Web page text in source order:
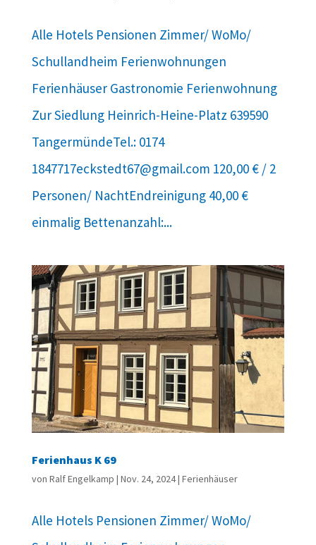
Alle Hotels Pensionen Zimmer/ WoMo/
Schullandheim Ferienwohnungen
Ferienhäuser Gastronomie Ferienwohnung
Zur Siedlung Heinrich-Heine-Platz 639590
TangermündeTel.: 0174
1847717eckstedt67@gmail.com 120,00 € / 2
Personen/ NachtEndreinigung 40,00 €
einmalig Bettenanzahl:...
Ferienhaus K 69
von Ralf Engelkamp | Nov. 24, 2024| Ferienhäuser
Alle Hotels Pensionen Zimmer/ WoMo/